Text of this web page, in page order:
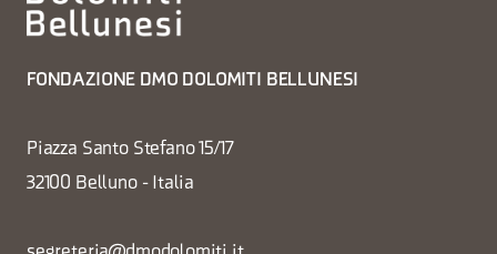
FONDAZIONE DMO DOLOMITI BELLUNESI
Piazza Santo Stefano 15/17
32100 Belluno - Italia